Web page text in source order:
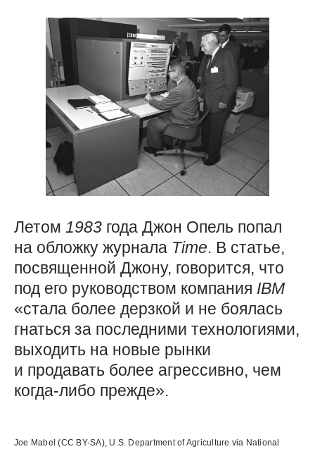
Летом 1983 года Джон Опель попал
на обложку журнала Time. В статье,
посвященной Джону, говорится, что
под его руководством компания IBM
«стала более дерзкой и не боялась
гнаться за последними технологиями,
выходить на новые рынки
и продавать более агрессивно, чем
когда-либо прежде».
Использованные источники:
Joe Mabel (CC BY-SA), U.S. Department of Agriculture via National